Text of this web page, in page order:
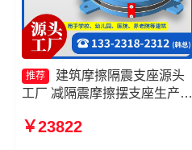
推荐
建筑摩擦隔震支座源头
工厂 减隔震摩擦摆支座生产厂
震支座FPSII-8000-350-3.81
￥23822